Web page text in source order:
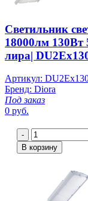
Светильник
18000лм 130Вт
лира|
Артикул:
Бренд: Diora
Под заказ
0 руб.
-
В корзину